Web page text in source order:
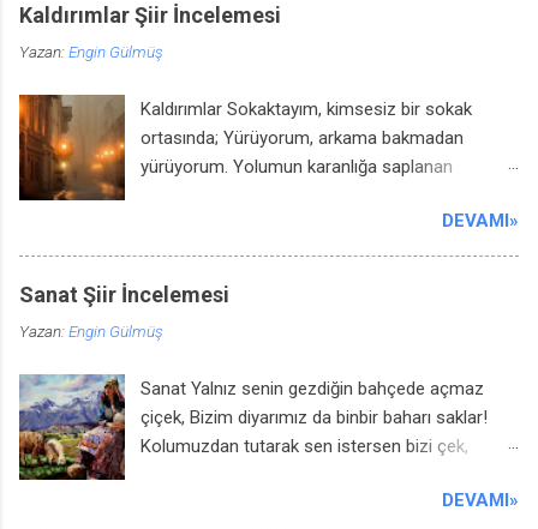
Kaldırımlar Şiir İncelemesi
Yazan:Engin Gülmüş
Kaldırımlar Sokaktayım, kimsesiz bir sokak
ortasında; Yürüyorum, arkama bakmadan
yürüyorum. Yolumun karanlığa saplanan
görüyorum. Kara gökler kül rengi bulutlarla
kapanık; Evlerin bacasını kolluyor yıldırımlar. İn
cin uykuda, yalnız iki yoldaş uyanık; Biri benim,
bir korku birikiyor; Sanıyorum, her köşe başını
dikiyor; Gözüne mil çekilmiş bir âmâ gibi evler.
Kaldırımlar, çilekeş yalnızların annesi; Kaldırımlar,
içimde yaşanmış bir insandır. Kaldırımlar, duyulur,
lisandır. Bana düşmez can vermek, yumuşak bir
DEVAMI»
Sanat Şiir İncelemesi
Yazan:Engin Gülmüş
Sanat Yalnız senin gezdiğin bahçede açmaz
çiçek, Bizim diyarımız da binbir baharı saklar!
Kolumuzdan tutarak sen istersen bizi çek,
kubbesinde ince bir mozaik arar da Gezersin
DEVAMI»